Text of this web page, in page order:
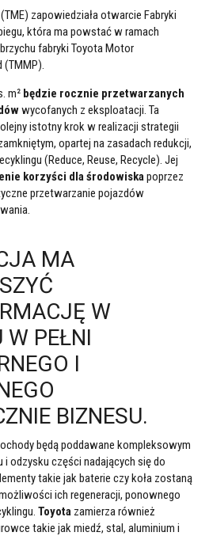
zapowiedziała otwarcie Fabryki
która ma powstać w ramach
fabryki Toyota Motor
m² będzie rocznie przetwarzanych
wycofanych z eksploatacji. Ta
istotny krok w realizacji strategii
opartej na zasadach redukcji,
(Reduce, Reuse, Recycle). Jej
korzyści dla środowiska poprzez
przetwarzanie pojazdów
MA
W
W PEŁNI
I
BIZNESU.
będą poddawane kompleksowym
odzysku części nadających się do
takie jak baterie czy koła zostaną
ich regeneracji, ponownego
Toyota zamierza również
takie jak miedź, stal, aluminium i